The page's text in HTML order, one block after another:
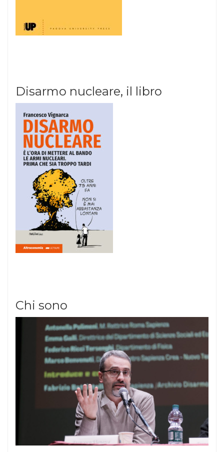
Disarmo nucleare, il libro
Chi sono